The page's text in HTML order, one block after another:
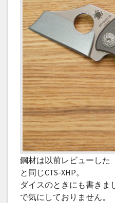
鋼材は以前レビューした
と同じCTS-XHP。
ダイスのときにも書きま
で気にしておりません。